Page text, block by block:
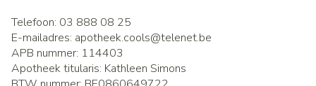
Telefoon: 03 888 08 25
E-mailadres: apotheek.cools@telenet.be
APB nummer: 114403
Apotheek titularis: Kathleen Simons